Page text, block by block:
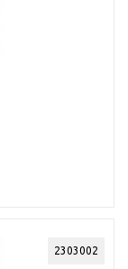
2303002